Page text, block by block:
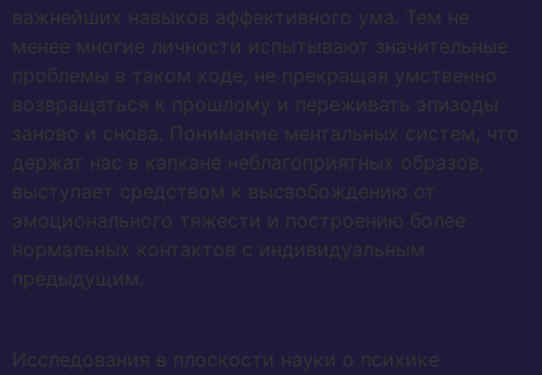
важнейших навыков аффективного ума. Тем не
менее многие личности испытывают значительные
проблемы в таком ходе, не прекращая умственно
возвращаться к прошлому и переживать эпизоды
заново и снова. Понимание ментальных систем, что
держат нас в капкане неблагоприятных образов,
выступает средством к высвобождению от
эмоционального тяжести и построению более
нормальных контактов с индивидуальным
предыдущим.
Исследования в плоскости науки о психике